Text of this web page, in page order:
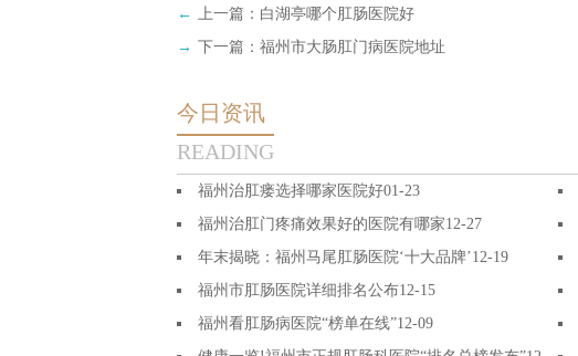
← 上一篇： 白湖亭哪个肛肠医院好
→ 下一篇： 福州市大肠肛门病医院地址
今日资讯
READING
福州治肛瘘选择哪家医院好01-23
福州治肛门疼痛效果好的医院有哪家12-27
年末揭晓：福州马尾肛肠医院‘十大品牌’12-19
福州市肛肠医院详细排名公布12-15
福州看肛肠病医院“榜单在线”12-09